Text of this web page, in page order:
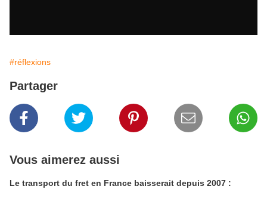
#réflexions
Partager
Vous aimerez aussi
Le transport du fret en France baisserait depuis 2007 :